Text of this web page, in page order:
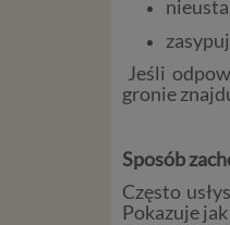
Jeśli
gronie
Sposób
Często
Pokazuje